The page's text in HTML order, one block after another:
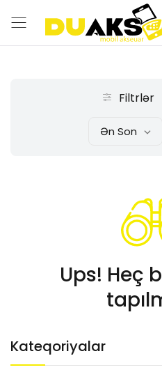
Kateqoriyalar
Filtrlər
Ən Son
Ups! Heç